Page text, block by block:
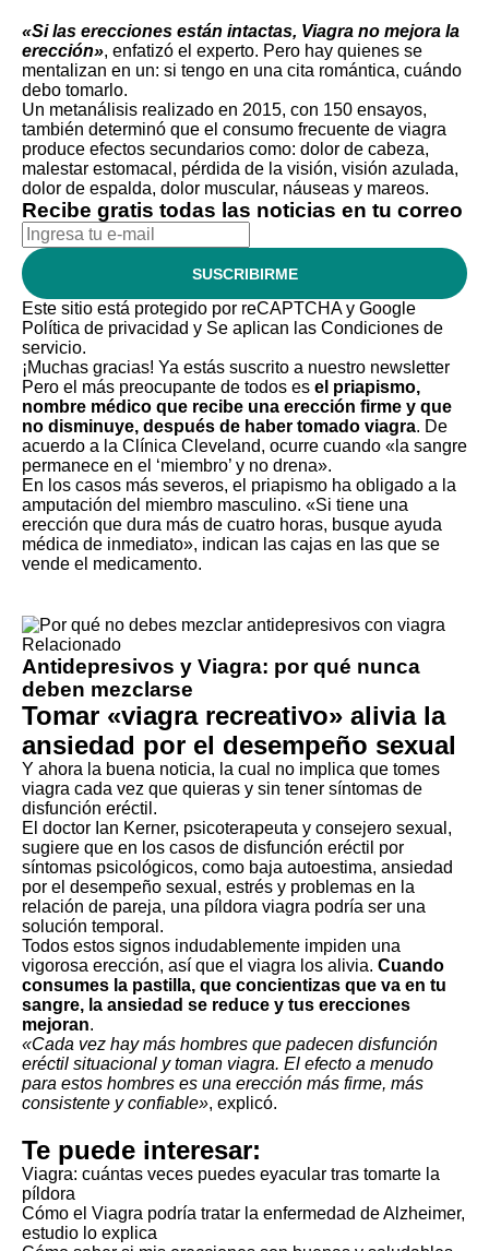
«Si las erecciones están intactas, Viagra no mejora la
erección», enfatizó el experto. Pero hay quienes se
mentalizan en un: si tengo en una cita romántica, cuándo
debo tomarlo.
Un metanálisis realizado en 2015, con 150 ensayos,
también determinó que el consumo frecuente de viagra
produce efectos secundarios como: dolor de cabeza,
malestar estomacal, pérdida de la visión, visión azulada,
dolor de espalda, dolor muscular, náuseas y mareos.
Recibe gratis todas las noticias en tu correo
SUSCRIBIRME
Este sitio está protegido por reCAPTCHA y Google
Política de privacidad y Se aplican las Condiciones de
servicio.
¡Muchas gracias! Ya estás suscrito a nuestro newsletter
Pero el más preocupante de todos es el priapismo,
nombre médico que recibe una erección firme y que
no disminuye, después de haber tomado viagra. De
acuerdo a la Clínica Cleveland, ocurre cuando «la sangre
permanece en el ‘miembro’ y no drena».
En los casos más severos, el priapismo ha obligado a la
amputación del miembro masculino. «Si tiene una
erección que dura más de cuatro horas, busque ayuda
médica de inmediato», indican las cajas en las que se
vende el medicamento.
Relacionado
Antidepresivos y Viagra: por qué nunca
deben mezclarse
Tomar «viagra recreativo» alivia la
ansiedad por el desempeño sexual
Y ahora la buena noticia, la cual no implica que tomes
viagra cada vez que quieras y sin tener síntomas de
disfunción eréctil.
El doctor Ian Kerner, psicoterapeuta y consejero sexual,
sugiere que en los casos de disfunción eréctil por
síntomas psicológicos, como baja autoestima, ansiedad
por el desempeño sexual, estrés y problemas en la
relación de pareja, una píldora viagra podría ser una
solución temporal.
Todos estos signos indudablemente impiden una
vigorosa erección, así que el viagra los alivia. Cuando
consumes la pastilla, que concientizas que va en tu
sangre, la ansiedad se reduce y tus erecciones
mejoran.
«Cada vez hay más hombres que padecen disfunción
eréctil situacional y toman viagra. El efecto a menudo
para estos hombres es una erección más firme, más
consistente y confiable», explicó.
Te puede interesar:
Viagra: cuántas veces puedes eyacular tras tomarte la
píldora
Cómo el Viagra podría tratar la enfermedad de Alzheimer,
estudio lo explica